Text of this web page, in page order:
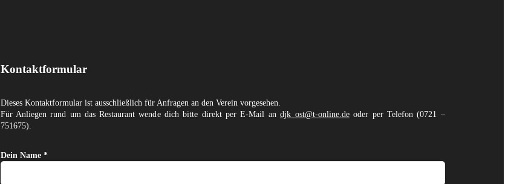
Kontaktformular
Dieses Kontaktformular ist ausschließlich für Anfragen an den Verein vorgesehen.
Für Anliegen rund um das Restaurant wende dich bitte direkt per E-Mail an djk_ost@t-online.deoder per Telefon (0721 –
751675).
Dein Name *